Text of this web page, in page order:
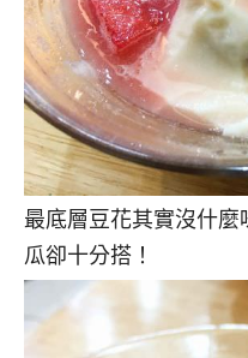
最底層豆花其實沒什
瓜卻十分搭！